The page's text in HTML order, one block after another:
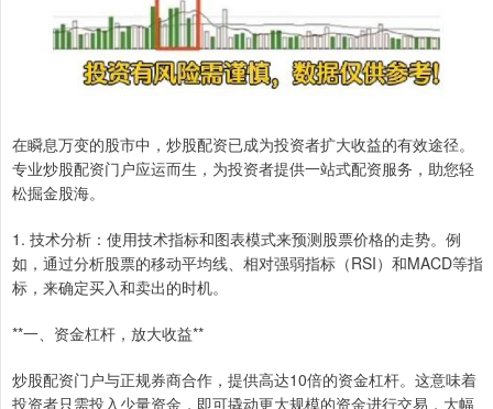
在瞬息万变的股市中，炒股配资已成为投资者扩大收益的有效途径。
专业炒股配资门户应运而生，为投资者提供一站式配资服务，助您轻
松掘金股海。
1. 技术分析：使用技术指标和图表模式来预测股票价格的走势。例
如，通过分析股票的移动平均线、相对强弱指标（RSI）和MACD等指
标，来确定买入和卖出的时机。
**一、资金杠杆，放大收益**
炒股配资门户与正规券商合作，提供高达10倍的资金杠杆。这意味着
投资者只需投入少量资金，即可撬动更大规模的资金进行交易，大幅